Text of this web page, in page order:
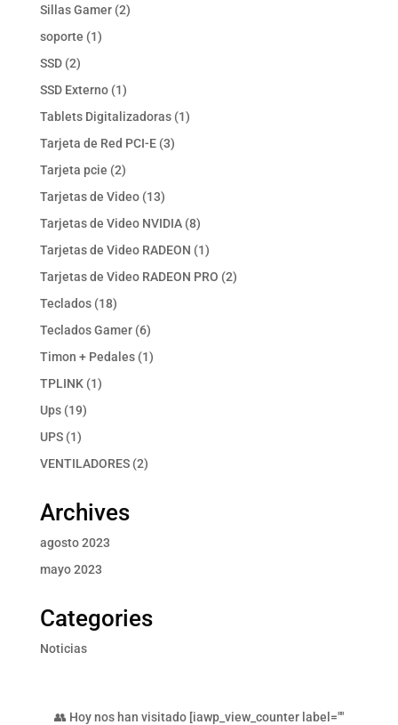
Sillas Gamer 22
soporte 11
SSD 22
productos
SSD Externo 11
producto
Tablets Digitalizadoras 11
Tarjeta de Red PCI-E 33
Tarjeta pcie 22
productos
Tarjetas de Video 1313
productos
Tarjetas de Video NVIDIA 88
productos
Tarjetas de Video RADEON 11
producto
Tarjetas de Video RADEON PRO 22
Teclados 1818
productos
Teclados Gamer 66
productos
Timon + Pedales 11
TPLINK 11
Ups 1919
UPS 11
producto
VENTILADORES 22
Archives
agosto 2023
mayo 2023
Categories
Noticias
👥 Hoy nos han visitado [iawp_view_counter label=""